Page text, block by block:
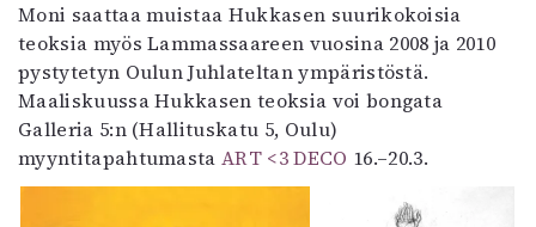
Moni saattaa muistaa Hukkasen suurikokoisia
teoksia myös Lammassaareen vuosina 2008 ja 2010
pystytetyn Oulun Juhlateltan ympäristöstä.
Maaliskuussa Hukkasen teoksia voi bongata
Galleria 5:n (Hallituskatu 5, Oulu)
myyntitapahtumastaART <3 DECO 16.–20.3.